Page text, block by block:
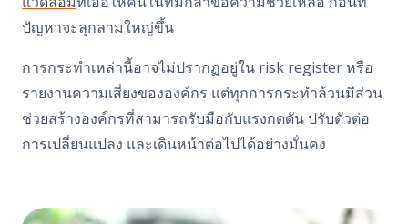
ปัญหาจะลุกลามใหญ่ขึ้น
การกระทำเหล่านี้อาจไม่ปรากฏอยู่ใน risk registerหรือ
รายงานความเสี่ยงขององค์กร แต่ทุกการกระทำล้วนมีส่วน
ช่วยสร้างองค์กรที่สามารถรับมือกับแรงกดดัน ปรับตัวต่อ
การเปลี่ยนแปลง และเดินหน้าต่อไปได้อย่างมั่นคง